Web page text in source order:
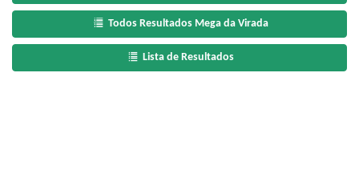
Todos Resultados Mega da Virada
Lista de Resultados